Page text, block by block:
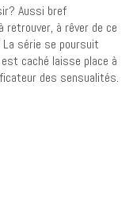
Aussi bref
retrouver, à rêver de ce
La série se poursuit
caché laisse place à
des sensualités.